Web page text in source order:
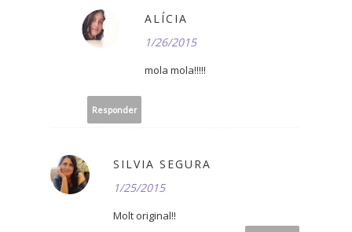
ALÍCIA
1/26/2015
mola mola!!!!!
Responder
SILVIA SEGURA
1/25/2015
Molt original!!